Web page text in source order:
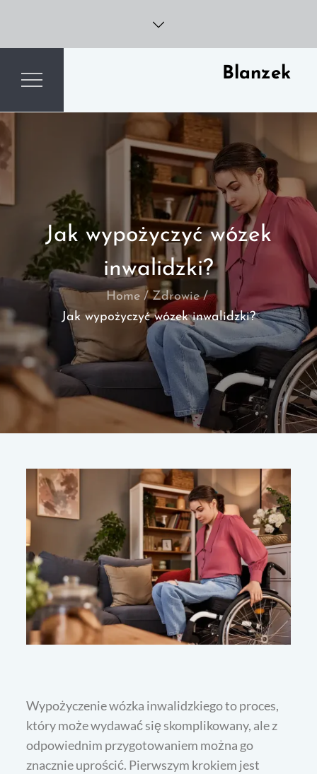
content
Blanzek
Jak wypożyczyć wózek
inwalidzki?
Home
Zdrowie
Jak wypożyczyć wózek inwalidzki?
Wypożyczenie wózka inwalidzkiego to proces,
który może wydawać się skomplikowany, ale z
odpowiednim przygotowaniem można go
znacznie uprościć. Pierwszym krokiem jest